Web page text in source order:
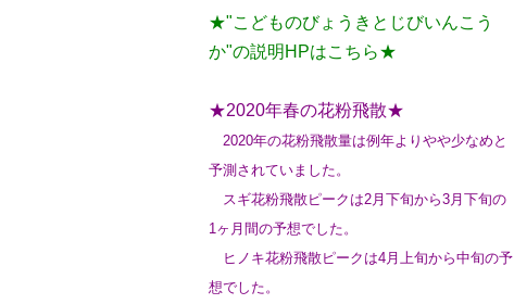
★"こどものびょうきとじびいんこう
か"の説明HPはこちら★
★2020年春の花粉飛散★
2020年の花粉飛散量は例年よりやや少なめと
予測されていました。
スギ花粉飛散ピークは2月下旬から3月下旬の
1ヶ月間の予想でした。
ヒノキ花粉飛散ピークは4月上旬から中旬の予
想でした。